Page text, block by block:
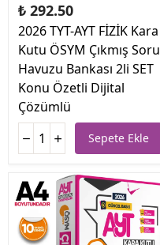
₺ 292.50
2026 TYT-AYT FİZİK Kara
Kutu ÖSYM Çıkmış Soru
Havuzu Bankası 2li SET
Konu Özetli Dijital
Çözümlü
Sepete Ekle